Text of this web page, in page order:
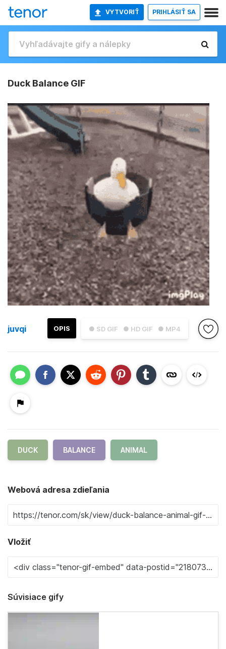
VYTVORIŤ PRIHLÁSIŤ SA
Duck Balance GIF
● SD GIF ● HD GIF ● MP4
OPIS
juvqi
DUCK BALANCE ANIMAL
Webová adresa zdieľania
Vložiť
Súvisiace gify